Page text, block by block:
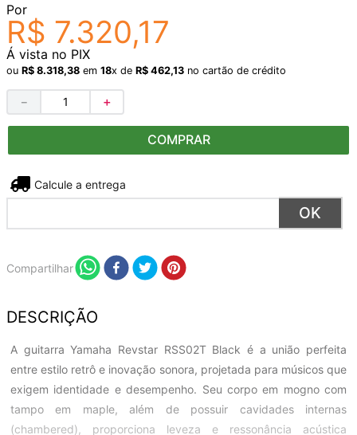
Por
R$ 7.320,17
Á vista no PIX
ou R$ 8.318,38 em 18x de R$ 462,13 no cartão de crédito
＋
－
COMPRAR
Não sei meu CEP
Compartilhar
DESCRIÇÃO
A guitarra Yamaha Revstar RSS02T Black é a união perfeita
entre estilo retrô e inovação sonora, projetada para músicos que
exigem identidade e desempenho. Seu corpo em mogno com
tampo em maple, além de possuir cavidades internas
(chambered), proporciona leveza e ressonância acústica